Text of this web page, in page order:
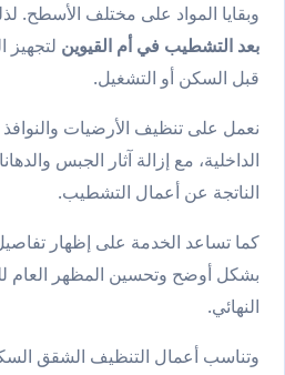
وبقايا المواد على مختلف الأسطح.
بعد التشطيب في أم القيوين لتجهيز
قبل السكن أو التشغيل.
نعمل على تنظيف الأرضيات والنوافذ
الداخلية، مع إزالة آثار الجبس
الناتجة عن أعمال التشطيب.
كما تساعد الخدمة على إظهار
بشكل أوضح وتحسين المظهر العام
النهائي.
وتناسب أعمال التنظيف الشقق